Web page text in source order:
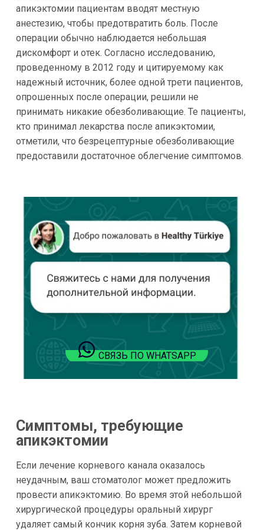
апикэктомии пациентам вводят местную
анестезию, чтобы предотвратить боль. После
операции обычно наблюдается небольшая
дискомфорт и отек. Согласно исследованию,
проведенному в 2012 году и цитируемому как
надежный источник, более одной трети пациентов,
опрошенных после операции, решили не
принимать никакие обезболивающие. Те пациенты,
кто принимал лекарства после апикэктомии,
отметили, что безрецептурные обезболивающие
предоставили достаточное облегчение симптомов.
СВЯЗЬ ПО WHATSAPP
Симптомы, требующие
апикэктомии
Если лечение корневого канала оказалось
неудачным, ваш стоматолог может предложить
провести апикэктомию. Во время этой небольшой
хирургической процедуры оральный хирург
удаляет самый кончик корня зуба. Затем корневой